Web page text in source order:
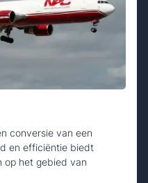
conversie van een
en efficiëntie biedt
op het gebied van